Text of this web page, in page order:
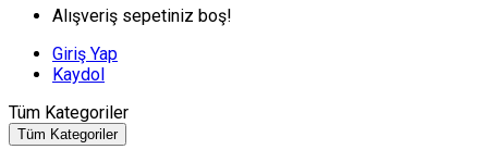
Alışveriş sepetiniz boş!
Giriş Yap
Kaydol
Tüm Kategoriler
Tüm Kategoriler